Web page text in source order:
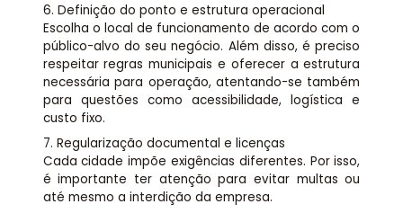
6. Definição do ponto e estrutura operacional
Escolha o local de funcionamento de acordo com o
público-alvo do seu negócio. Além disso, é preciso
respeitar regras municipais e oferecer a estrutura
necessária para operação, atentando-se também
para questões como acessibilidade, logística e
custo fixo.
7. Regularização documental e licenças
Cada cidade impõe exigências diferentes. Por isso,
é importante ter atenção para evitar multas ou
até mesmo a interdição da empresa.